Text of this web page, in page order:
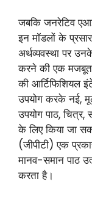
जबकि जनरेटिव
इन मॉडलों के
अर्थव्यवस्था पर
करने की एक
की आर्टिफिशियल
उपयोग करके नई,
उपयोग पाठ, चित्र,
के लिए किया जा
(जीपीटी) एक
मानव-समान पाठ
करता है।